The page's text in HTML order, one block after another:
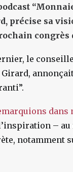
précise sa
congrès
le
dans
– au
notamment